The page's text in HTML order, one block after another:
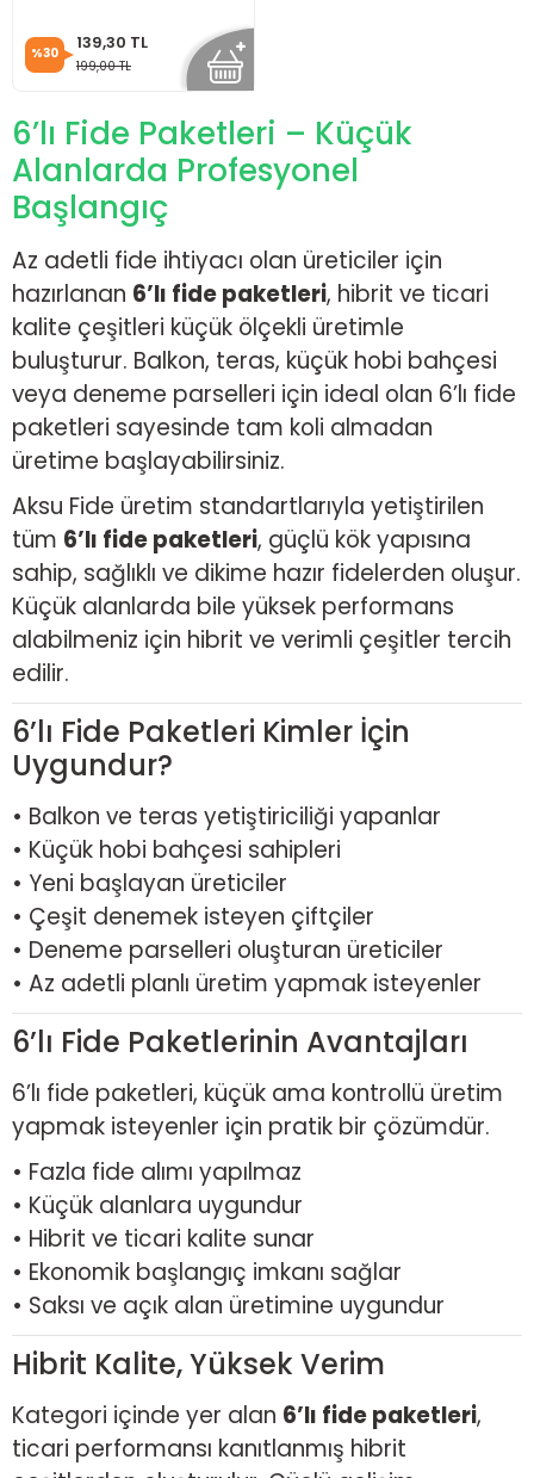
%30
139,30 TL
199,00 TL
6’lı Fide Paketleri – Küçük
Alanlarda Profesyonel
Başlangıç
Az adetli fide ihtiyacı olan üreticiler için
hazırlanan 6’lı fide paketleri, hibrit ve ticari
kalite çeşitleri küçük ölçekli üretimle
buluşturur. Balkon, teras, küçük hobi bahçesi
veya deneme parselleri için ideal olan 6’lı fide
paketleri sayesinde tam koli almadan
üretime başlayabilirsiniz.
Aksu Fide üretim standartlarıyla yetiştirilen
tüm 6’lı fide paketleri, güçlü kök yapısına
sahip, sağlıklı ve dikime hazır fidelerden oluşur.
Küçük alanlarda bile yüksek performans
alabilmeniz için hibrit ve verimli çeşitler tercih
edilir.
6’lı Fide Paketleri Kimler İçin
Uygundur?
• Balkon ve teras yetiştiriciliği yapanlar
• Küçük hobi bahçesi sahipleri
• Yeni başlayan üreticiler
• Çeşit denemek isteyen çiftçiler
• Deneme parselleri oluşturan üreticiler
• Az adetli planlı üretim yapmak isteyenler
6’lı Fide Paketlerinin Avantajları
6’lı fide paketleri, küçük ama kontrollü üretim
yapmak isteyenler için pratik bir çözümdür.
• Fazla fide alımı yapılmaz
• Küçük alanlara uygundur
• Hibrit ve ticari kalite sunar
• Ekonomik başlangıç imkanı sağlar
• Saksı ve açık alan üretimine uygundur
Hibrit Kalite, Yüksek Verim
Kategori içinde yer alan 6’lı fide paketleri,
ticari performansı kanıtlanmış hibrit